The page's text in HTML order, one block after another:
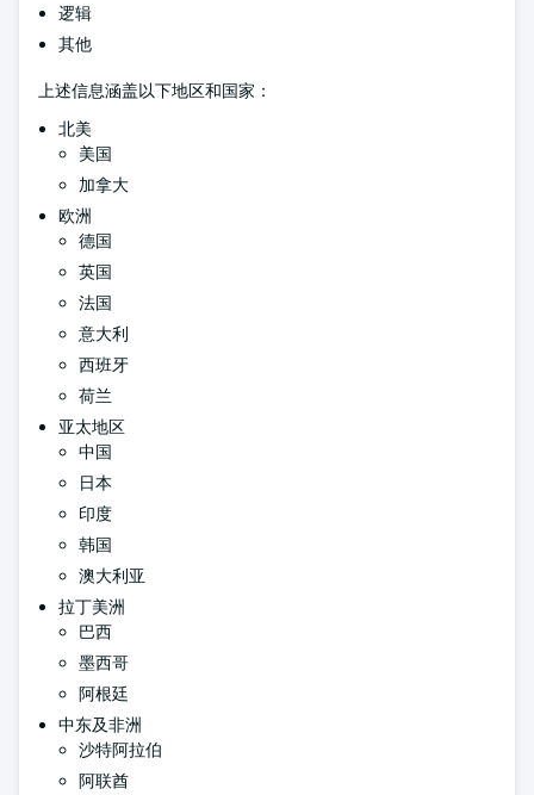
逻辑
其他
上述信息涵盖以下地区和国家：
北美
美国
加拿大
欧洲
德国
英国
法国
意大利
西班牙
荷兰
亚太地区
中国
日本
印度
韩国
澳大利亚
拉丁美洲
巴西
墨西哥
阿根廷
中东及非洲
沙特阿拉伯
阿联酋